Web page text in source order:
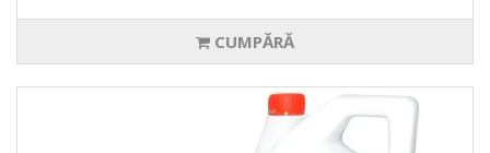
CUMPĂRĂ